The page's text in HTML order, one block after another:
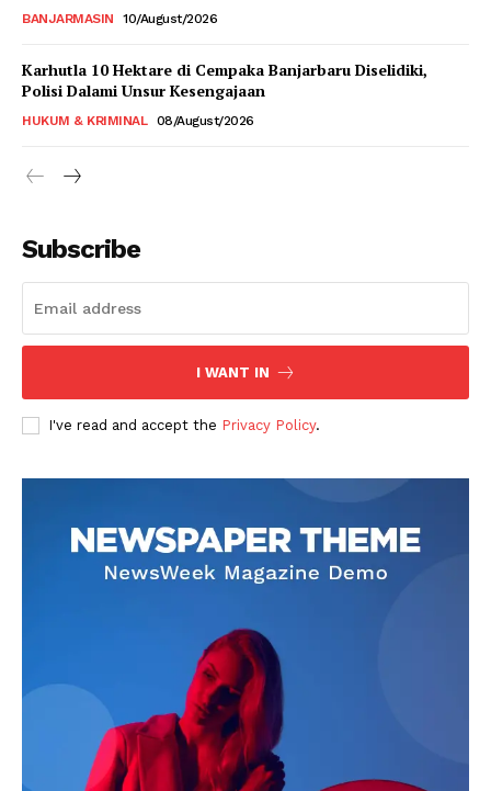
BANJARMASIN 10/August/2026
Karhutla 10 Hektare di Cempaka Banjarbaru Diselidiki,
Polisi Dalami Unsur Kesengajaan
HUKUM & KRIMINAL 08/August/2026
Subscribe
I WANT IN
I've read and accept the Privacy Policy.